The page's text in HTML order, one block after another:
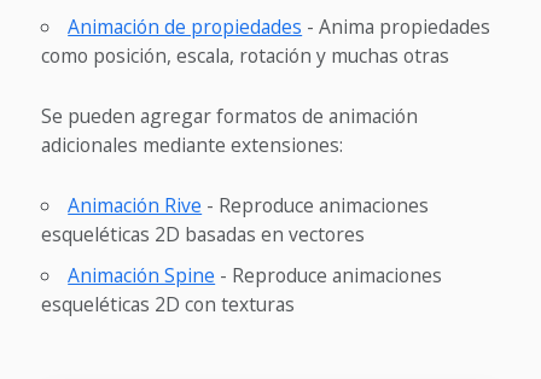
Animación de propiedades - Anima propiedades
como posición, escala, rotación y muchas otras
Se pueden agregar formatos de animación
adicionales mediante extensiones:
Animación Rive - Reproduce animaciones
esqueléticas 2D basadas en vectores
Animación Spine - Reproduce animaciones
esqueléticas 2D con texturas